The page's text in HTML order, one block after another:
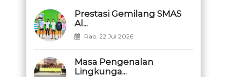
Prestasi Gemilang SMAS
Al...
Rab, 22 Jul 2026
Masa Pengenalan
Lingkunga...